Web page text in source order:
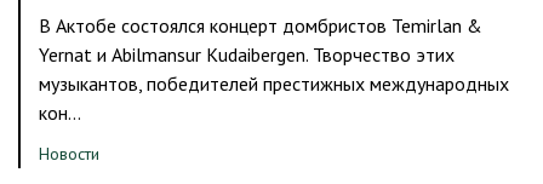
В Актобе состоялся концерт домбристов Temirlan &
Yernat и Abilmansur Kudaibergen. Творчество этих
музыкантов, победителей престижных международных
кон…
Новости